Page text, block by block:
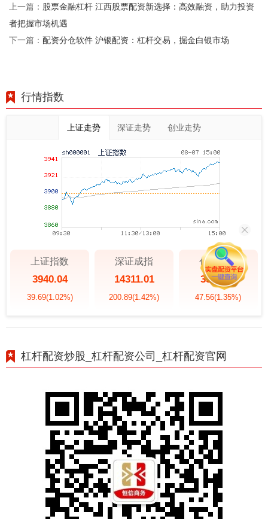
上一篇： 股票金融杠杆 江西股票配资新选择：高效融资，助力投资
者把握市场机遇
下一篇： 配资分仓软件 沪银配资：杠杆交易，掘金白银市场
行情指数
上证走势 深证走势 创业走势
上证指数
3940.04
39.69(1.02%)
深证成指
14311.01
200.89(1.42%)
创业板指
3563.12
47.56(1.35%)
杠杆配资炒股_杠杆配资公司_杠杆配资官网